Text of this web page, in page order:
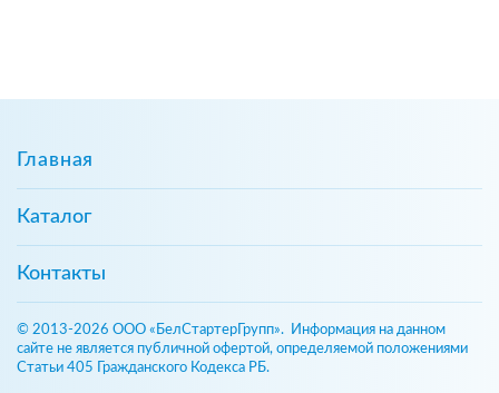
Главная
Каталог
Контакты
© 2013-2026 ООО «БелСтартерГрупп». Информация на данном
сайте не является публичной офертой, определяемой положениями
Статьи 405 Гражданского Кодекса РБ.